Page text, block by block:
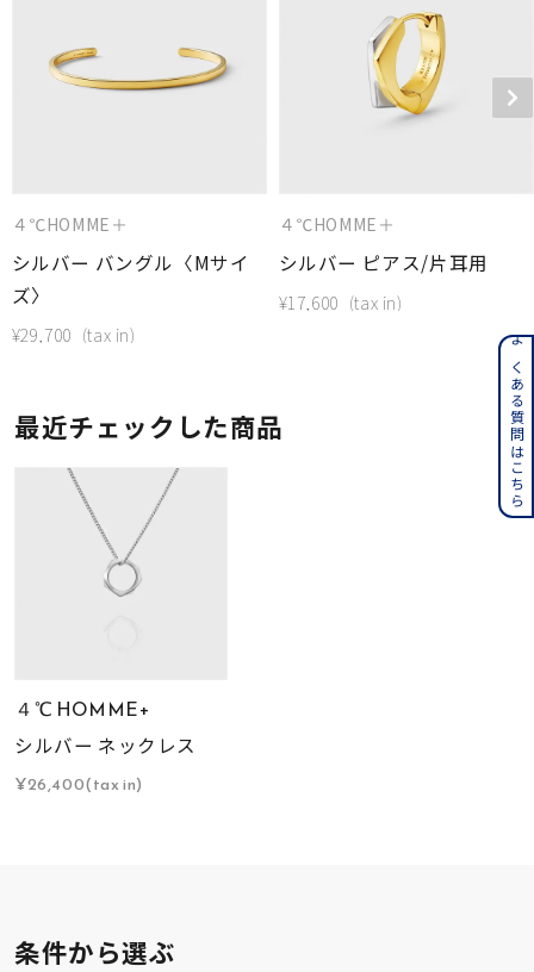
４℃HOMME＋
シルバー バングル〈Mサイ
ズ〉
¥29,700
４℃HOMME＋
シルバー ピアス/片耳用
¥17,600
最近チェックした商品
４℃ HOMME+
シルバー ネックレス
¥26,400(tax in)
条件から選ぶ
よくある質問はこちら